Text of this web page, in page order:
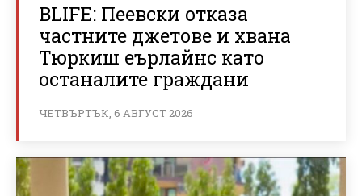
BLIFE: Пеевски отказа
частните джетове и хвана
Тюркиш еърлайнс като
останалите граждани
ЧЕТВЪРТЪК, 6 АВГУСТ 2026